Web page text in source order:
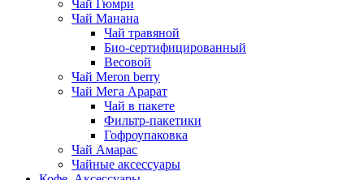
Чай Гюмри
Чай Манана
Чай травяной
Био-сертифицированный
Весовой
Чай Meron berry
Чай Мега Арарат
Чай в пакете
Фильтр-пакетики
Гофроупаковка
Чай Амарас
Чайные аксессуары